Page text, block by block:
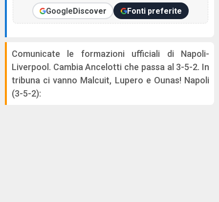
GoogleDiscover Fonti preferite
Comunicate le formazioni ufficiali di Napoli-
Liverpool. Cambia Ancelotti che passa al 3-5-2. In
tribuna ci vanno Malcuit, Lupero e Ounas! Napoli
(3-5-2):